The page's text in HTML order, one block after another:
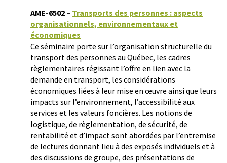
AME-6502 – Transports des personnes : aspects
organisationnels, environnementaux et
économiques
Ce séminaire porte sur l’organisation structurelle du
transport des personnes au Québec, les cadres
règlementaires régissant l’offre en lien avec la
demande en transport, les considérations
économiques liées à leur mise en œuvre ainsi que leurs
impacts sur l’environnement, l’accessibilité aux
services et les valeurs foncières. Les notions de
logistique, de règlementation, de sécurité, de
rentabilité et d’impact sont abordées par l’entremise
de lectures donnant lieu à des exposés individuels et à
des discussions de groupe, des présentations de